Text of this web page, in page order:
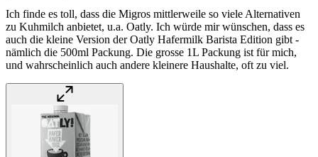
Ich finde es toll, dass die Migros mittlerweile so viele Alternativen
zu Kuhmilch anbietet, u.a. Oatly. Ich würde mir wünschen, dass es
auch die kleine Version der Oatly Hafermilk Barista Edition gibt -
nämlich die 500ml Packung. Die grosse 1L Packung ist für mich,
und wahrscheinlich auch andere kleinere Haushalte, oft zu viel.